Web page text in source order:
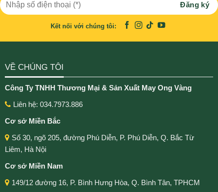
Kết nối với chúng tôi:
VỀ CHÚNG TÔI
Công Ty TNHH Thương Mại & Sản Xuất May Ong Vàng
Liên hệ: 034.7973.886
Cơ sở Miền Bắc
Số 30, ngõ 205, đường Phú Diễn, P. Phú Diễn, Q. Bắc Từ
Liêm, Hà Nội
Cơ sở Miền Nam
149/12 đường 16, P. Bình Hưng Hòa, Q. Bình Tân, TPHCM